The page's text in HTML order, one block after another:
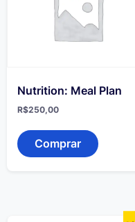
Nutrition: Meal Plan
R$250,00
Comprar